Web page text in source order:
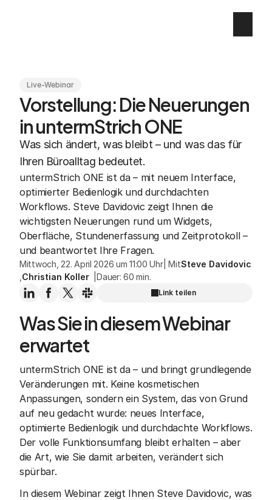
Live-Webinar
Vorstellung: Die Neuerungen
in untermStrich ONE
Was sich ändert, was bleibt – und was das für
Ihren Büroalltag bedeutet.
untermStrich ONE ist da – mit neuem Interface,
optimierter Bedienlogik und durchdachten
Workflows. Steve Davidovic zeigt Ihnen die
wichtigsten Neuerungen rund um Widgets,
Oberfläche, Stundenerfassung und Zeitprotokoll –
und beantwortet Ihre Fragen.
Mittwoch, 22. April 2026 um 11:00 Uhr| MitSteve Davidovic
Christian Koller |Dauer: 60 min.
Link teilen
Was Sie in diesem Webinar
erwartet
untermStrich ONE ist da – und bringt grundlegende
Veränderungen mit. Keine kosmetischen
Anpassungen, sondern ein System, das von Grund
auf neu gedacht wurde: neues Interface,
optimierte Bedienlogik und durchdachte Workflows.
Der volle Funktionsumfang bleibt erhalten – aber
die Art, wie Sie damit arbeiten, verändert sich
spürbar.
In diesem Webinar zeigt Ihnen Steve Davidovic, was